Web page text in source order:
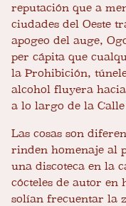
reputación que a
ciudades del Oeste
apogeo del auge,
per cápita que
la Prohibición,
alcohol fluyera
a lo largo de la Calle
Las cosas son
rinden homenaje al
una discoteca en la
cócteles de autor en
solían frecuentar la